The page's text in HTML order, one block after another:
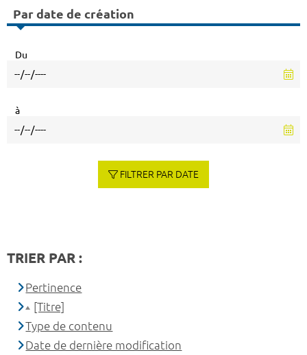
Par date de création
Du
à
FILTRER PAR DATE
TRIER PAR :
Pertinence
[Titre]
Type de contenu
Date de dernière modification